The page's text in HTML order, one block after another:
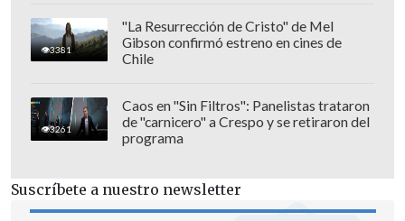
3381
"La Resurrección de Cristo" de Mel
Gibson confirmó estreno en cines de
Chile
3261
Caos en "Sin Filtros": Panelistas trataron
de "carnicero" a Crespo y se retiraron del
programa
Suscríbete a nuestro newsletter